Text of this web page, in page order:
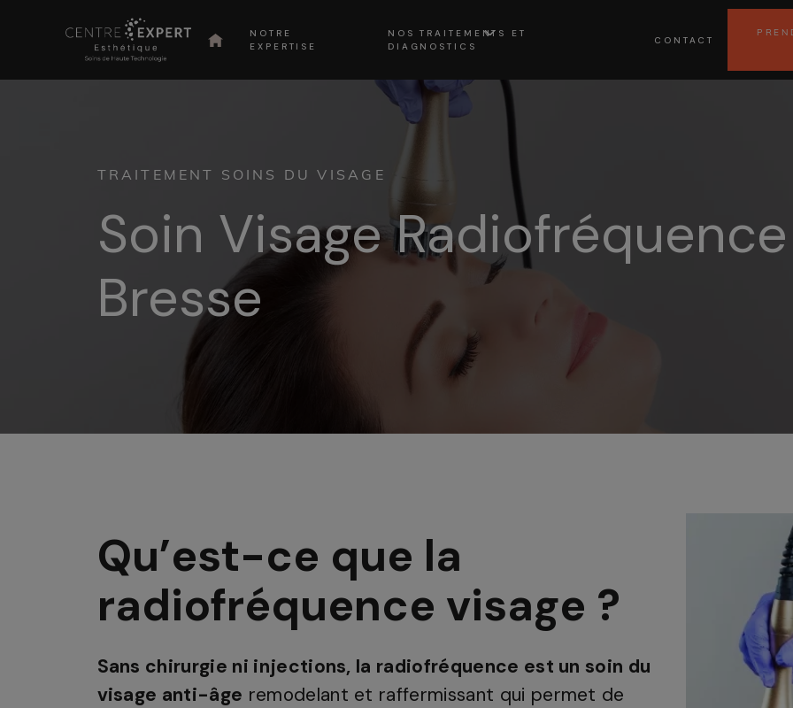
NOTRE
EXPERTISE
NOS TRAITEMENTS ET
DIAGNOSTICS
CONTACT
TRAITEMENT SOINS DU VISAGE
Soin Visage
Bresse
Qu’est-ce que la
radiofréquence visage ?
Sans chirurgie ni injections, la radiofréquence est un soin du
visage anti-âge remodelant et raffermissant qui permet de